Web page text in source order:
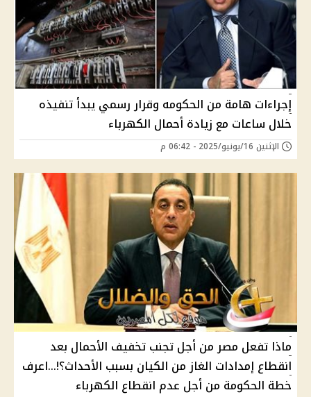
إجراءات هامة من الحكومه وقرار رسمي يبدأ تنفيذه
خلال ساعات مع زيادة أحمال الكهرباء
الإثنين 16/يونيو/2025 - 06:42 م
ماذا تفعل مصر من أجل تجنب تخفيف الأحمال بعد
انقطاع إمدادات الغاز من الكيان بسبب الأحداث؟!...اعرف
خطة الحكومة من أجل عدم انقطاع الكهرباء